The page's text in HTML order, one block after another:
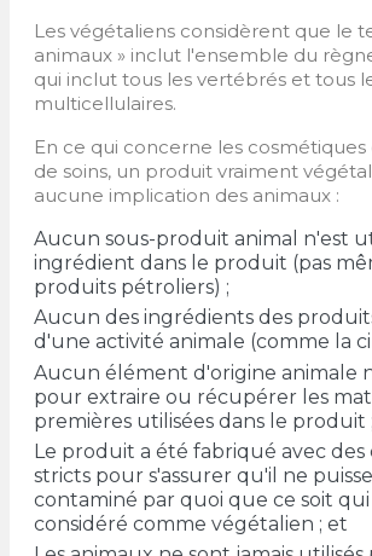
Les végétaliens considèrent que le
animaux » inclut l'ensemble du
qui inclut tous les vertébrés et tous
multicellulaires.
En ce qui concerne les
de soins, un produit vraiment
aucune implication des animaux :
Aucun sous-produit animal n'est
ingrédient dans le produit (pas
produits pétroliers) ;
Aucun des ingrédients des
d'une activité animale (comme la
Aucun élément d'origine animale
pour extraire ou récupérer les
premières utilisées dans le produit ;
Le produit a été fabriqué avec
stricts pour s'assurer qu'il ne
contaminé par quoi que ce soit qui
considéré comme végétalien ; et